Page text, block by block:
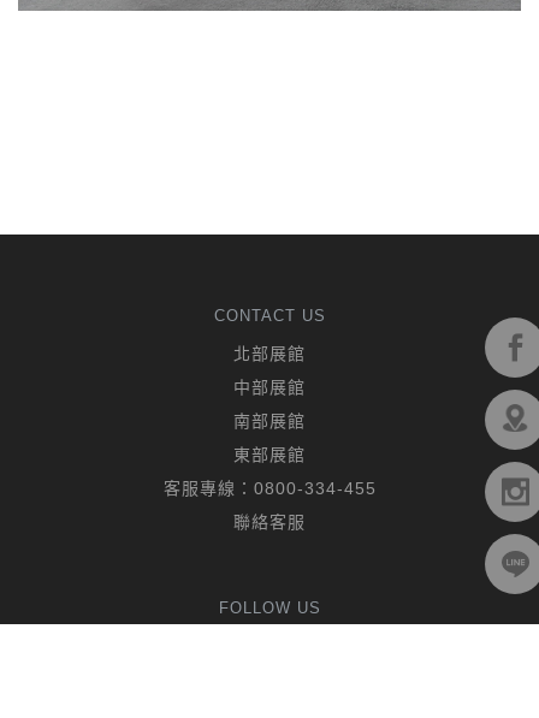
CONTACT US
北部展館
中部展館
南部展館
東部展館
客服專線： 0800-334-455
聯絡客服
FOLLOW US